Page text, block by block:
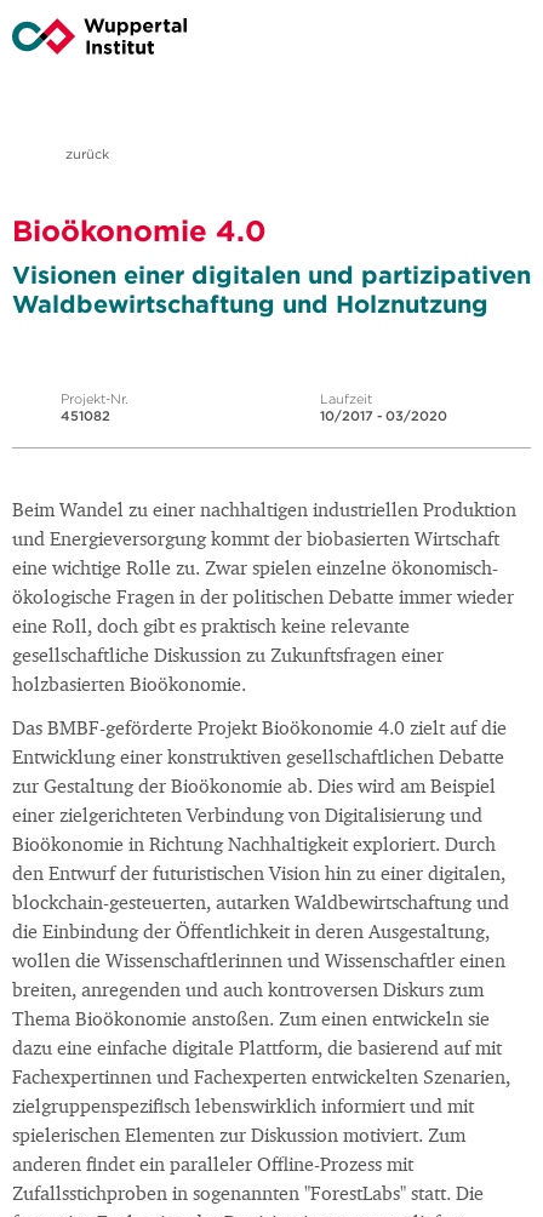
zurück
Bioökonomie 4.0
Visionen einer digitalen und partizipativen
Waldbewirtschaftung und Holznutzung
Projekt-Nr.
451082
Laufzeit
10/2017 - 03/2020
Beim Wandel zu einer nachhaltigen industriellen Produktion
und Energieversorgung kommt der biobasierten Wirtschaft
eine wichtige Rolle zu. Zwar spielen einzelne ökonomisch-
ökologische Fragen in der politischen Debatte immer wieder
eine Roll, doch gibt es praktisch keine relevante
gesellschaftliche Diskussion zu Zukunftsfragen einer
holzbasierten Bioökonomie.
Das BMBF-geförderte Projekt Bioökonomie 4.0 zielt auf die
Entwicklung einer konstruktiven gesellschaftlichen Debatte
zur Gestaltung der Bioökonomie ab. Dies wird am Beispiel
einer zielgerichteten Verbindung von Digitalisierung und
Bioökonomie in Richtung Nachhaltigkeit exploriert. Durch
den Entwurf der futuristischen Vision hin zu einer digitalen,
blockchain-gesteuerten, autarken Waldbewirtschaftung und
die Einbindung der Öffentlichkeit in deren Ausgestaltung,
wollen die Wissenschaftlerinnen und Wissenschaftler einen
breiten, anregenden und auch kontroversen Diskurs zum
Thema Bioökonomie anstoßen. Zum einen entwickeln sie
dazu eine einfache digitale Plattform, die basierend auf mit
Fachexpertinnen und Fachexperten entwickelten Szenarien,
zielgruppenspezifisch lebenswirklich informiert und mit
spielerischen Elementen zur Diskussion motiviert. Zum
anderen findet ein paralleler Offline-Prozess mit
Zufallsstichproben in sogenannten "ForestLabs" statt. Die